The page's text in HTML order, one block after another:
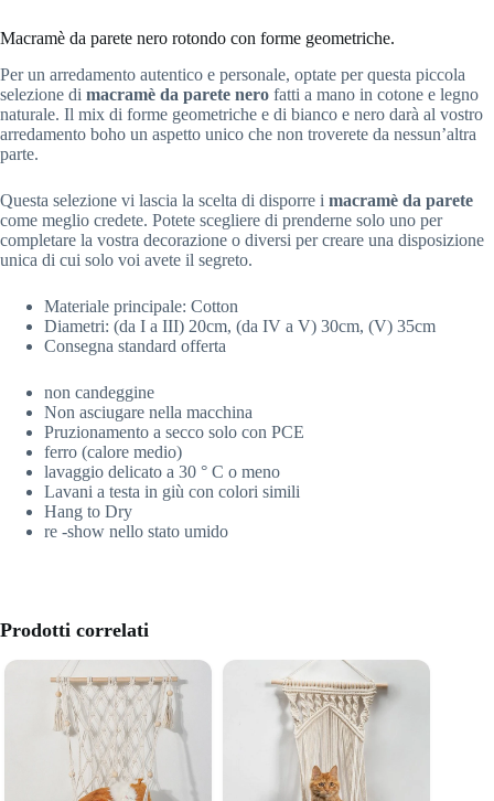
Macramè da parete nero rotondo con forme geometriche.
Per un arredamento autentico e personale, optate per questa piccola
selezione di macramè da parete nero fatti a mano in cotone e legno
naturale. Il mix di forme geometriche e di bianco e nero darà al vostro
arredamento boho un aspetto unico che non troverete da nessun’altra
parte.
Questa selezione vi lascia la scelta di disporre i macramè da parete
come meglio credete. Potete scegliere di prenderne solo uno per
completare la vostra decorazione o diversi per creare una disposizione
unica di cui solo voi avete il segreto.
Materiale principale: Cotton
Diametri: (da I a III) 20cm, (da IV a V) 30cm, (V) 35cm
Consegna standard offerta
non candeggine
Non asciugare nella macchina
Pruzionamento a secco solo con PCE
ferro (calore medio)
lavaggio delicato a 30 ° C o meno
Lavani a testa in giù con colori simili
Hang to Dry
re -show nello stato umido
Prodotti correlati